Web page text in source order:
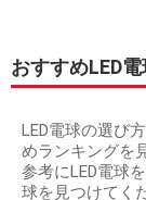
おすすめLED
LED電球の選び
めランキングを
参考にLED電球
球を見つけてく